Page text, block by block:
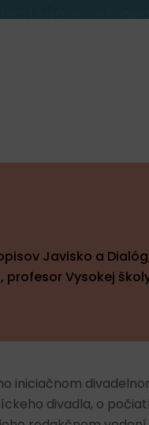
Javisko a
profesor Vysokej
iniciačnom
divadla, o